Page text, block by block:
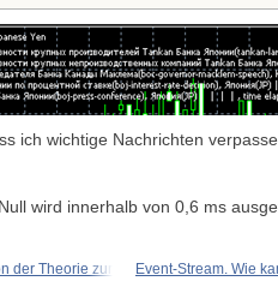
ich wichtige Nachrichten
wird innerhalb von 0,6 ms
der Theorie zur Event-Stream. Wie